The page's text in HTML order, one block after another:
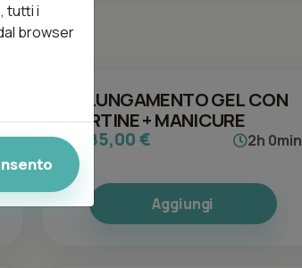
ALLUNGAMENTO GEL CON
CARTINE + MANICURE
da 85,00 € 2h 0min
Aggiungi
tutti i
browser